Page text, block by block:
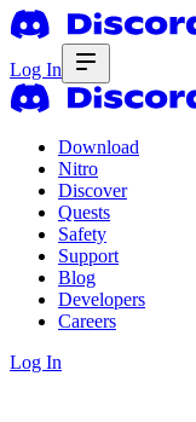
Log In
Download
Nitro
Discover
Quests
Safety
Support
Blog
Developers
Careers
Log In